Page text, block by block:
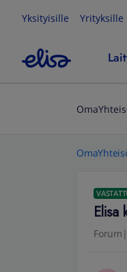
Yksityisille Yrityksille
Elisa